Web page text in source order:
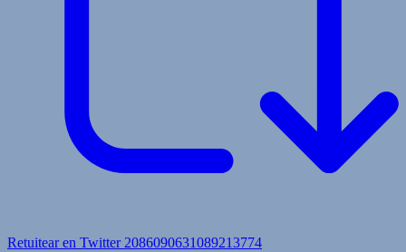
Retuitear en Twitter 2086090631089213774